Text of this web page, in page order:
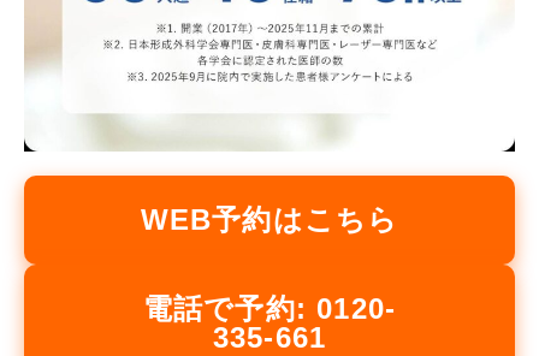
WEB予約はこちら
電話で予約: 0120-
335-661